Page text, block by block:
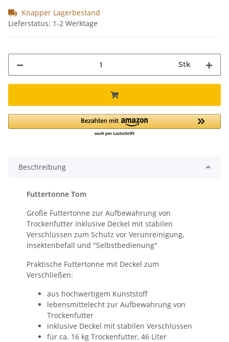
Knapper Lagerbestand
Lieferstatus: 1-2 Werktage
Stk
Beschreibung
Futtertonne Tom
Große Futtertonne zur Aufbewahrung von
Trockenfutter inklusive Deckel mit stabilen
Verschlüssen zum Schutz vor Verunreinigung,
Insektenbefall und "Selbstbedienung"
Praktische Futtertonne mit Deckel zum
Verschließen:
aus hochwertigem Kunststoff
lebensmittelecht zur Aufbewahrung von
Trockenfutter
inklusive Deckel mit stabilen Verschlüssen
für ca. 16 kg Trockenfutter, 46 Liter